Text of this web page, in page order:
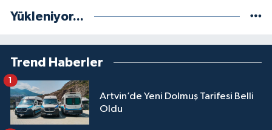
Yükleniyor...
Trend Haberler
Artvin’de Yeni Dolmuş Tarifesi Belli
Oldu
1